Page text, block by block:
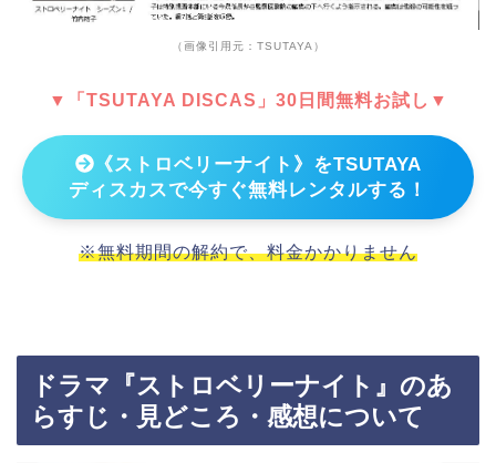
（画像引用元：TSUTAYA）
▼「TSUTAYA DISCAS」30日間無料お試し▼
《ストロベリーナイト》をTSUTAYA
ディスカスで今すぐ無料レンタルする！
※無料期間の解約で、料金かかりません
ドラマ『ストロベリーナイト』のあ
らすじ・見どころ・感想について